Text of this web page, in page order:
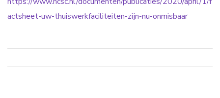
actsheet-uw-thuiswerkfaciliteiten-zijn-nu-onmisbaar